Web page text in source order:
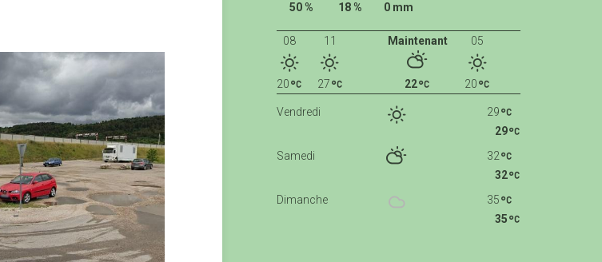
50 %
18 %
0 mm
Maintenant
22
05
20
08
20
11
27
Vendredi
29
29
Samedi
32
32
Dimanche
35
35